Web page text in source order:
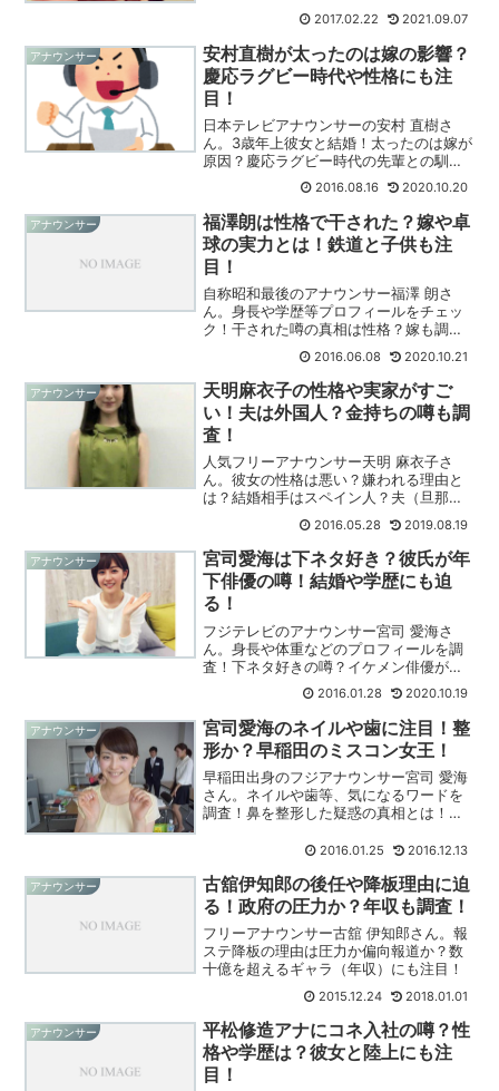
に迫ってみた！
2017.02.22 2021.09.07
アナウンサー
安村直樹が太ったのは嫁の影響？
慶応ラグビー時代や性格にも注
目！
日本テレビアナウンサーの安村 直樹さ
ん。3歳年上彼女と結婚！太ったのは嫁が
原因？慶応ラグビー時代の先輩との馴れ
初めとは！話題の激太りアナウンサーの
素顔に迫った！
2016.08.16 2020.10.20
アナウンサー
福澤朗は性格で干された？嫁や卓
球の実力とは！鉄道と子供も注
目！
自称昭和最後のアナウンサー福澤 朗さ
ん。身長や学歴等プロフィールをチェッ
ク！干された噂の真相は性格？嫁も調
査！卓球の実力や子供にも注目した！
2016.06.08 2020.10.21
アナウンサー
天明麻衣子の性格や実家がすご
い！夫は外国人？金持ちの噂も調
査！
人気フリーアナウンサー天明 麻衣子さ
ん。彼女の性格は悪い？嫌われる理由と
は？結婚相手はスペイン人？夫（旦那）
が凄い！実家も金持ち？話題の人物に迫
2016.05.28 2019.08.19
アナウンサー
宮司愛海は下ネタ好き？彼氏が年
下俳優の噂！結婚や学歴にも迫
る！
フジテレビのアナウンサー宮司 愛海さ
ん。身長や体重などのプロフィールを調
査！下ネタ好きの噂？イケメン俳優が彼
氏の噂も！結婚や学歴にも注目してみ
2016.01.28 2020.10.19
アナウンサー
宮司愛海のネイルや歯に注目！整
形か？早稲田のミスコン女王！
早稲田出身のフジアナウンサー宮司 愛海
さん。ネイルや歯等、気になるワードを
調査！鼻を整形した疑惑の真相とは！ミ
2016.01.25 2016.12.13
アナウンサー
古舘伊知郎の後任や降板理由に迫
る！政府の圧力か？年収も調査！
フリーアナウンサー古舘 伊知郎さん。報
ステ降板の理由は圧力か偏向報道か？数
十億を超えるギャラ（年収）にも注目！
2015.12.24 2018.01.01
アナウンサー
平松修造アナにコネ入社の噂？性
格や学歴は？彼女と陸上にも注
目！